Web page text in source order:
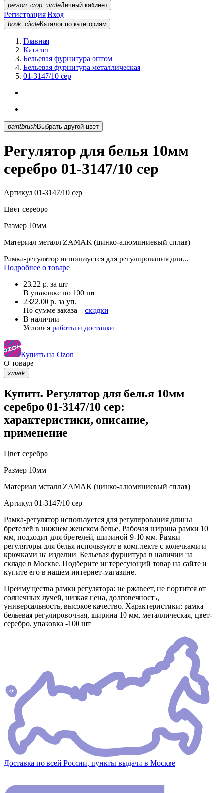
person_crop_circleЛичный кабинет
Регистрация Вход
book_circleКаталог по категориям
Главная
Каталог
Бельевая фурнитура оптом
Бельевая фурнитура металлическая
01-3147/10 сер
paintbrush Выбрать другой цвет
Регулятор для белья 10мм
серебро 01-3147/10 сер
Артикул 01-3147/10 сер
Цвет серебро
Размер 10мм
Материал металл ZAMAK (цинко-алюминиевый сплав)
Рамка-регулятор используется для регулирования дли...
Подробнее о товаре
23.22 р. за шт
В упаковке по 100 шт
2322.00 р. за уп.
По сумме заказа – скидки
В наличии
Условия работы и доставки
Купить на Ozon
О товаре
xmark
Купить Регулятор для белья 10мм
серебро 01-3147/10 сер:
характеристики, описание,
применение
Цвет серебро
Размер 10мм
Материал металл ZAMAK (цинко-алюминиевый сплав)
Артикул 01-3147/10 сер
Рамка-регулятор используется для регулирования длины
бретелей в нижнем женском белье. Рабочая ширина рамки 10
мм, подходит для бретелей, шириной 9-10 мм. Рамки –
регуляторы для белья используют в комплекте с колечками и
крючками на изделии. Бельевая фурнитура в наличии на
складе в Москве. Подберите интересующий товар на сайте и
купите его в нашем интернет-магазине.
Преимущества рамки регулятора: не ржавеет, не портится от
солнечных лучей, низкая цена, долговечность,
универсальность, высокое качество. Характеристики: рамка
бельевая регулировочная, ширина 10 мм, металлическая, цвет-
серебро, упаковка -100 шт
Доставка по всей России, пункты выдачи в Москве